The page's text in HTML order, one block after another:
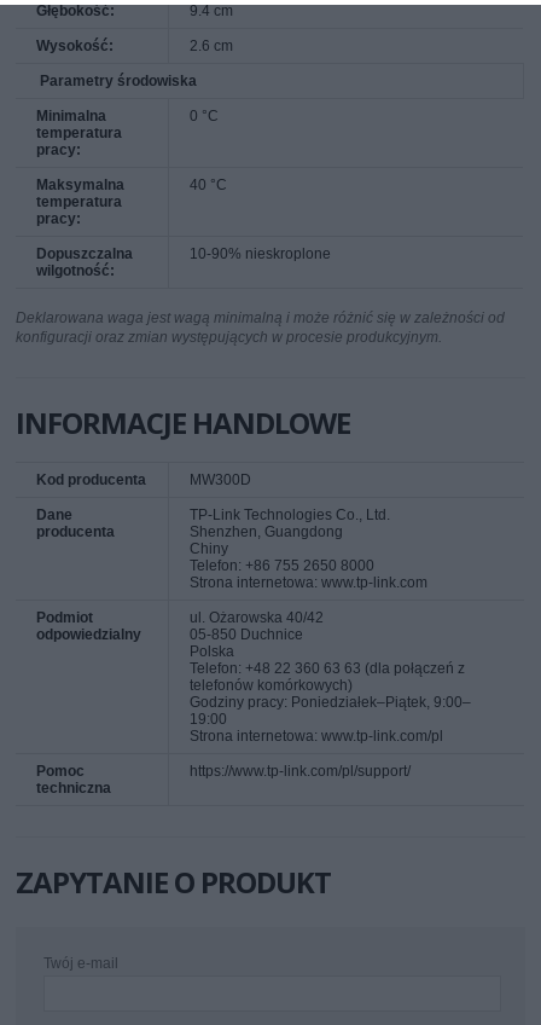
Głębokość: 9.4 cm
Wysokość: 2.6 cm
Parametry środowiska
Minimalna
temperatura
pracy:
0 °C
Maksymalna
temperatura
pracy:
40 °C
Dopuszczalna
wilgotność:
10-90% nieskroplone
Deklarowana waga jest wagą minimalną i może różnić się w zależności od
konfiguracji oraz zmian występujących w procesie produkcyjnym.
INFORMACJE HANDLOWE
Kod producenta MW300D
Dane
producenta
TP-Link Technologies Co., Ltd.
Shenzhen, Guangdong
Chiny
Telefon: +86 755 2650 8000
Strona internetowa: www.tp-link.com
Podmiot
odpowiedzialny
ul. Ożarowska 40/42
05-850 Duchnice
Polska
Telefon: +48 22 360 63 63 (dla połączeń z
telefonów komórkowych)
Godziny pracy: Poniedziałek–Piątek, 9:00–
19:00
Strona internetowa: www.tp-link.com/pl
Pomoc
techniczna
https://www.tp-link.com/pl/support/
ZAPYTANIE O PRODUKT
Twój e-mail